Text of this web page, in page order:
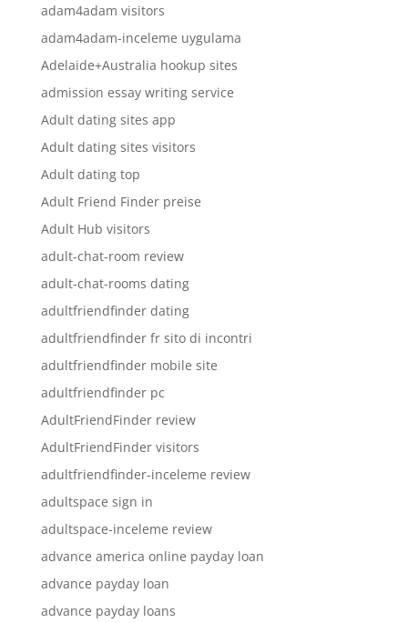
adam4adam visitors
adam4adam-inceleme uygulama
Adelaide+Australia hookup sites
admission essay writing service
Adult dating sites app
Adult dating sites visitors
Adult dating top
Adult Friend Finder preise
Adult Hub visitors
adult-chat-room review
adult-chat-rooms dating
adultfriendfinder dating
adultfriendfinder fr sito di incontri
adultfriendfinder mobile site
adultfriendfinder pc
AdultFriendFinder review
AdultFriendFinder visitors
adultfriendfinder-inceleme review
adultspace sign in
adultspace-inceleme review
advance america online payday loan
advance payday loan
advance payday loans